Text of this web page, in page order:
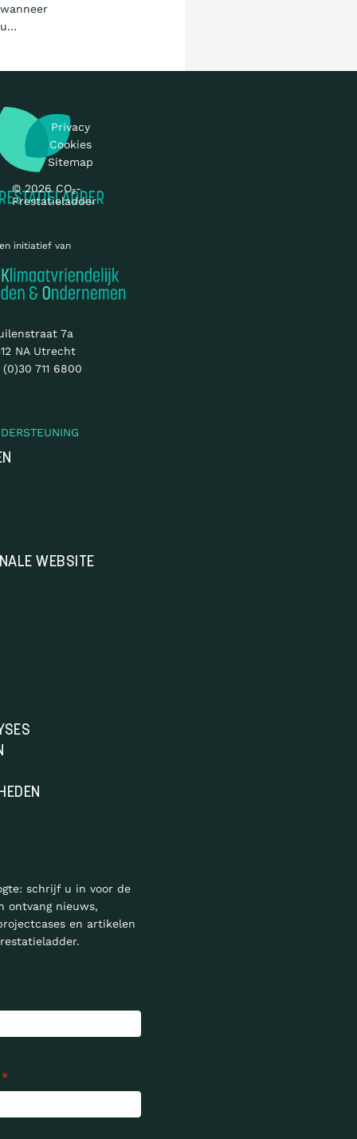
wanneer
u…
initiatief van
7a
NA Utrecht
(0)30 711 6800
WEBSITE
schrijf u in voor de
ontvang nieuws,
en artikelen
*
© 2026 CO₂-
Prestatieladder
Privacy
Cookies
Sitemap